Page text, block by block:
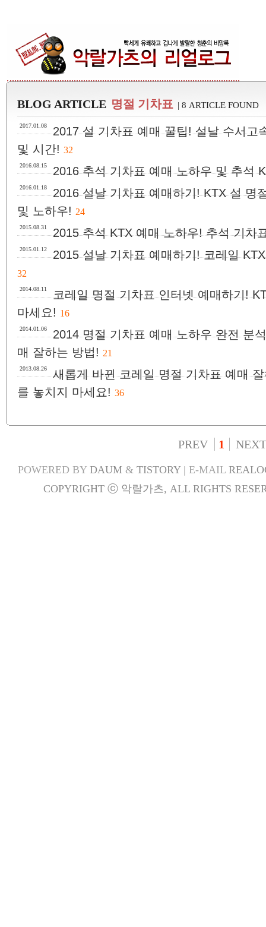
BLOG ARTICLE 명절 기차표 | 8 ARTICLE FOUND
2017.01.08
2017 설 기차표 예매 꿀팁! 설날 수서고
및 시간! 32
2016.08.15 2016 추석 기차표 예매 노하우 및 추석
2016.01.18
2016 설날 기차표 예매하기! KTX 설 명
및 노하우! 24
2015.08.31 2015 추석 KTX 예매 노하우! 추석 기차
2015.01.12 2015 설날 기차표 예매하기! 코레일
32
2014.08.11
코레일 명절 기차표 인터넷 예매하기!
마세요! 16
2014.01.06
2014 명절 기차표 예매 노하우 완전 분
매 잘하는 방법! 21
2013.08.26
새롭게 바뀐 코레일 명절 기차표 예매
를 놓치지 마세요! 36
PREV 1 NEXT
POWERED BY DAUM& TISTORY| E-MAIL
COPYRIGHT ⓒ 악랄가츠, ALL RIGHTS